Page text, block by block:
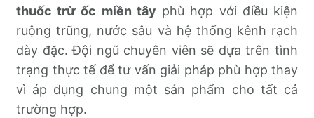
thuốc trừ ốc miền tây phù hợp với điều kiện
ruộng trũng, nước sâu và hệ thống kênh rạch
dày đặc. Đội ngũ chuyên viên sẽ dựa trên tình
trạng thực tế để tư vấn giải pháp phù hợp thay
vì áp dụng chung một sản phẩm cho tất cả
trường hợp.